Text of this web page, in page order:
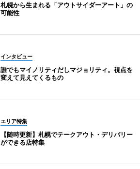
札幌から生まれる「アウトサイダーアート」の
可能性
インタビュー
誰でもマイノリティだしマジョリティ。視点を
変えて見えてくるもの
エリア特集
【随時更新】札幌でテークアウト・デリバリー
ができる店特集